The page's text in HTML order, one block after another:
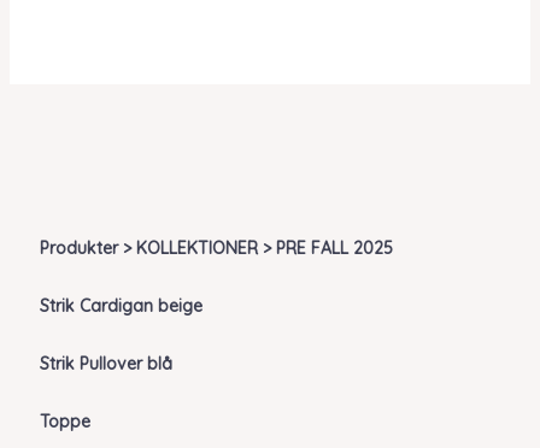
Produkter > KOLLEKTIONER > PRE FALL 2025
Strik Cardigan beige
Strik Pullover blå
Toppe